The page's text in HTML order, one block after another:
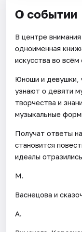
О событии
В центре
одноименная
искусства во всём
Юноши и девушки,
узнают о девяти
творчества и
музыкальные
Получат ответы
становится
идеалы
М.
Васнецова и
А.